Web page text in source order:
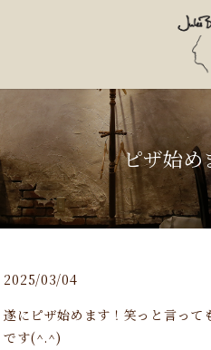
ピザ始め
2025/03/04
遂にピザ始めます！笑っと言って
です(^.^)